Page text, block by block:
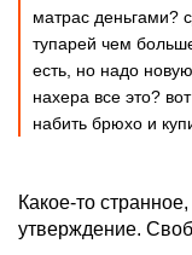
матрас деньгами?
тупарей чем
есть, но надо
нахера все это?
набить брюхо и
Какое-то
утверждение.